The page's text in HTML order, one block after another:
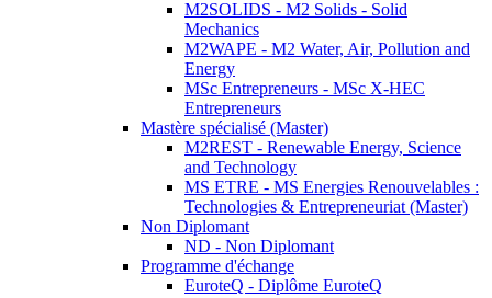
M2SOLIDS - M2 Solids - Solid
Mechanics
M2WAPE - M2 Water, Air, Pollution and
Energy
MSc Entrepreneurs - MSc X-HEC
Entrepreneurs
Mastère spécialisé (Master)
M2REST - Renewable Energy, Science
and Technology
MS ETRE - MS Energies Renouvelables :
Technologies & Entrepreneuriat (Master)
Non Diplomant
ND - Non Diplomant
Programme d'échange
EuroteQ - Diplôme EuroteQ